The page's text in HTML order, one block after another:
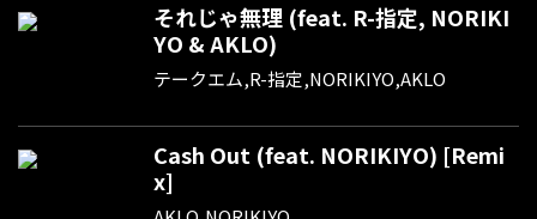
それじゃ無理 (feat. R-指定, NORIKI
YO & AKLO)
テークエム,R-指定,NORIKIYO,AKLO
Cash Out (feat. NORIKIYO) [Remi
x]